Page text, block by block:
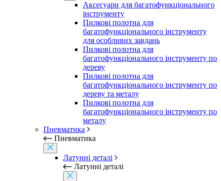
Аксесуари для багатофункціонального
інструменту
Пилкові полотна для
багатофункціонального інструменту
для особливих завдань
Пилкові полотна для
багатофункціонального інструменту по
дереву
Пилкові полотна для
багатофункціонального інструменту по
дереву та металу
Пилкові полотна для
багатофункціонального інструменту по
металу
Пневматика
Пневматика
Латунні деталі
Латунні деталі